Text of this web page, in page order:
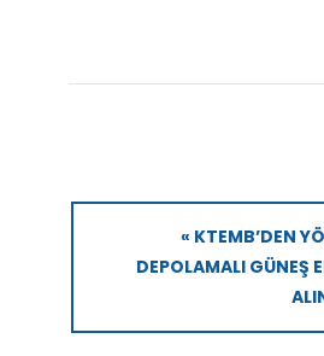
« KTEMB’DEN
DEPOLAMALI GÜNEŞ